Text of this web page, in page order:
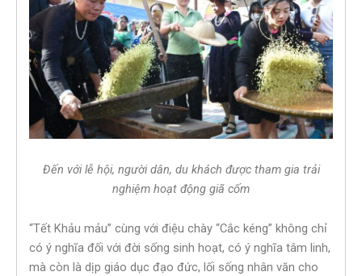
Đến với lễ hội, người dân, du khách được tham gia trải
nghiệm hoạt động giã cốm
“Tết Khảu mảu” cùng với điệu chày “Cắc kéng” không chỉ
có ý nghĩa đối với đời sống sinh hoạt, có ý nghĩa tâm linh,
mà còn là dịp giáo dục đạo đức, lối sống nhân văn cho